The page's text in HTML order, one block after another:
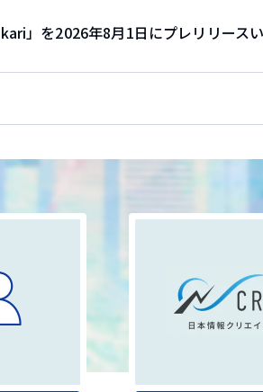
」を2026年8月1日にプレリリース
プション」、ClassLab.と連携を開始
ーの試験提供を開始